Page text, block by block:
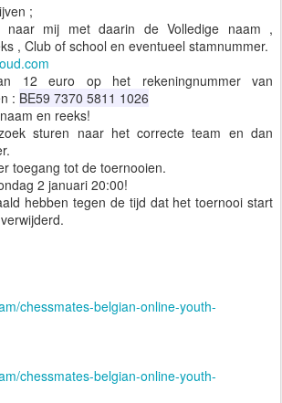
;
mij met daarin de Volledige naam ,
, Club of school en eventueel stamnummer.
12 euro op het rekeningnummer van
: BE59 7370 5811 1026
en reeks!
sturen naar het correcte team en dan
toegang tot de toernooien.
2 januari 20:00!
hebben tegen de tijd dat het toernooi start
chessmates-belgian-online-youth-
chessmates-belgian-online-youth-